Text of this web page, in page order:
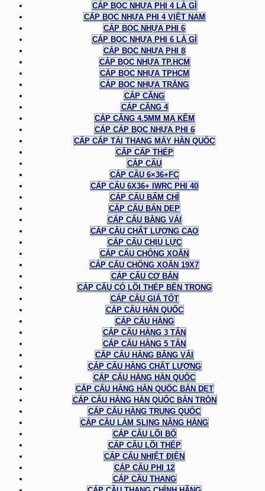
CÁP BỌC NHỰA PHI 4 LÀ GÌ
CÁP BỌC NHỰA PHI 4 VIỆT NAM
CÁP BỌC NHỰA PHI 6
CÁP BỌC NHỰA PHI 6 LÀ GÌ
CÁP BỌC NHỰA PHI 8
CÁP BỌC NHỰA TP.HCM
CÁP BỌC NHỰA TPHCM
CÁP BỌC NHỰA TRẮNG
CÁP CĂNG
CÁP CĂNG 4
CÁP CĂNG 4.5MM MẠ KẼM
CÁP CÁP BỌC NHỰA PHI 6
CẤP CÁP TẢI THANG MÁY HÀN QUỐC
CẤP CÁP THÉP
CÁP CẨU
CÁP CẨU 6×36+FC
CÁP CẨU 6X36+ IWRC PHI 40
CÁP CẨU BẤM CHÌ
CÁP CẨU BẢN DẸP
CÁP CẨU BẰNG VẢI
CÁP CẨU CHẤT LƯỢNG CAO
CÁP CẨU CHỊU LỰC
CÁP CẨU CHỐNG XOẮN
CÁP CẨU CHỐNG XOẮN 19X7
CÁP CẨU CƠ BẢN
CÁP CẨU CÓ LÕI THÉP BÊN TRONG
CÁP CẨU GIÁ TỐT
CÁP CẨU HÀN QUỐC
CÁP CẨU HÀNG
CÁP CẨU HÀNG 3 TẤN
CÁP CẨU HÀNG 5 TẤN
CÁP CẨU HÀNG BẰNG VẢI
CÁP CẨU HÀNG CHẤT LƯỢNG
CÁP CẨU HÀNG HÀN QUỐC
CÁP CẨU HÀNG HÀN QUỐC BẢN DẸT
CÁP CẨU HÀNG HÀN QUỐC BẢN TRÒN
CÁP CẨU HÀNG TRUNG QUỐC
CÁP CẨU LÀM SLING NÂNG HÀNG
CÁP CẨU LÕI BỐ
CÁP CẨU LÕI THÉP
CÁP CẨU NHIỆT ĐIỆN
CÁP CẨU PHI 12
CÁP CẦU THANG